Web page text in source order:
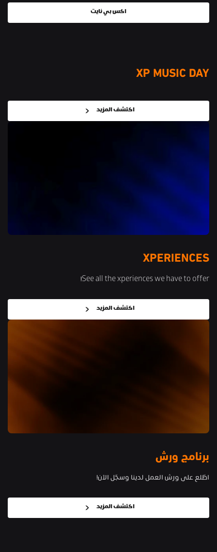
اكس بي نايت
XP MUSIC DAY
اكتشف المزيد
XPERIENCES
See all the xperiences we have to offer!
اكتشف المزيد
برنامج ورش
اطّلع على ورش العمل لدينا وسجّل الآن!
اكتشف المزيد